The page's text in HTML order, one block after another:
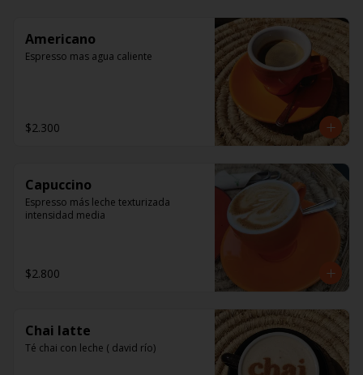
Americano
Espresso mas agua caliente
$2.300
Capuccino
Espresso más leche texturizada
intensidad media
$2.800
Chai latte
Té chai con leche ( david río)